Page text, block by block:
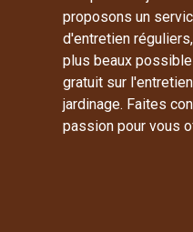
proposons un
d'entretien
plus beaux
gratuit sur
jardinage. Faites
passion pour vous